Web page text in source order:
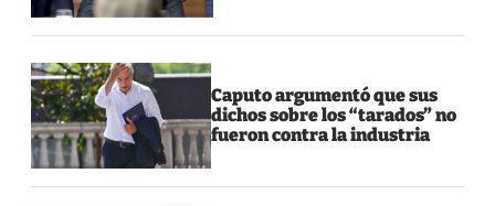
Caputo argumentó que sus
dichos sobre los “tarados” no
fueron contra la industria